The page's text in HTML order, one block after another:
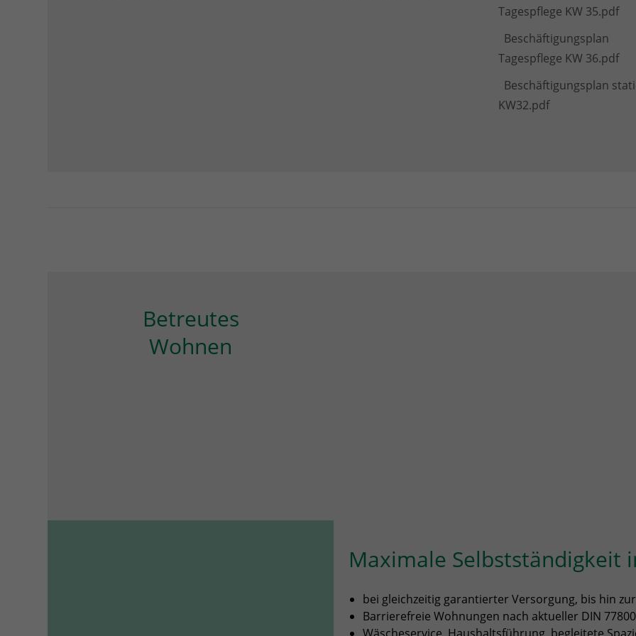
Tagespflege KW 35.pdf
Beschäftigungsplan
Tagespflege KW 36.pdf
Beschäftigungsplan
KW32.pdf
Betreutes
Wohnen
Maximale Selbstständigkeit
bei gleichzeitig garantierter Versorgung, bis hin
Barrierefreie Wohnungen nach aktueller DIN 77800